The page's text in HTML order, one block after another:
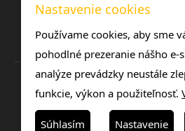
Nastavenie cookies
Používame cookies, aby sme
pohodlné prezeranie nášho e-
analýze prevádzky neustále
funkcie, výkon a použiteľnosť.
Súhlasím Nastavenie